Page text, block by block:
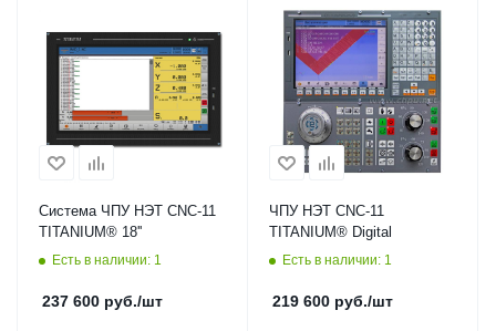
Система ЧПУ НЭТ CNC-11
TITANIUM® 18''
Есть в наличии: 1
237 600 руб./шт
ЧПУ НЭТ CNC-11
TITANIUM® Digital
Есть в наличии: 1
219 600 руб./шт